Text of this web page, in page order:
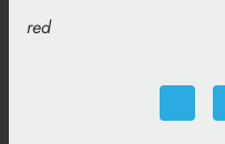
red